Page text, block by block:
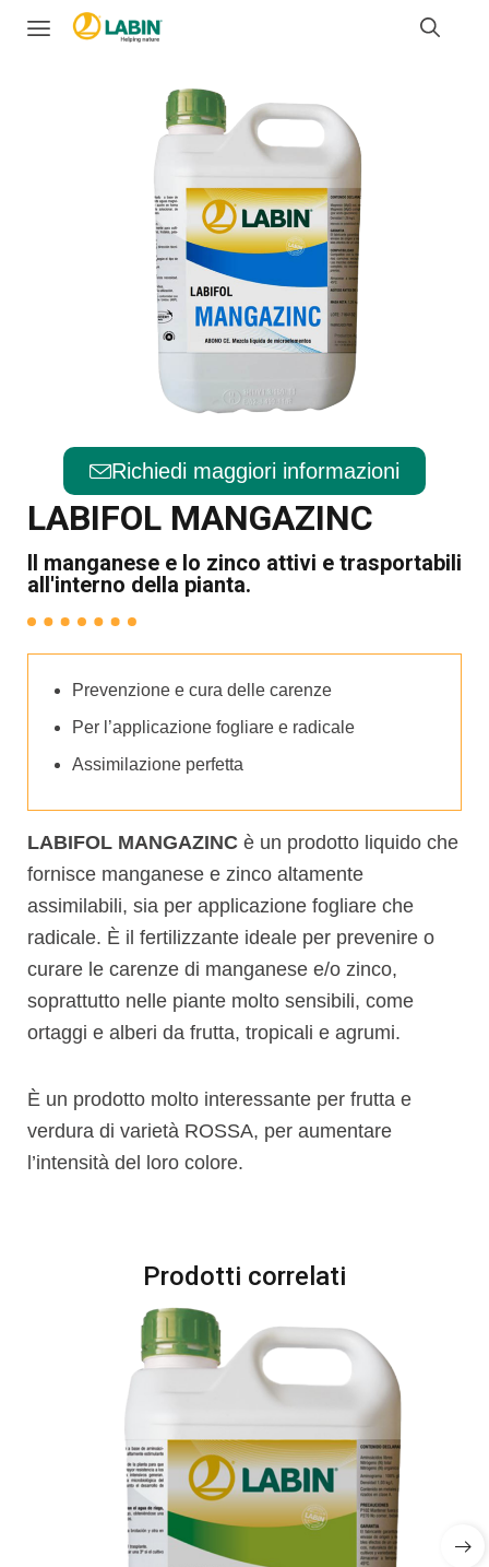
Richiedi maggiori informazioni
LABIFOL MANGAZINC
Il manganese e lo zinco attivi e trasportabili
all'interno della pianta.
Prevenzione e cura delle carenze
Per l’applicazione fogliare e radicale
Assimilazione perfetta
LABIFOL MANGAZINC è un prodotto liquido che
fornisce manganese e zinco altamente
assimilabili, sia per applicazione fogliare che
radicale. È il fertilizzante ideale per prevenire o
curare le carenze di manganese e/o zinco,
soprattutto nelle piante molto sensibili, come
ortaggi e alberi da frutta, tropicali e agrumi.
È un prodotto molto interessante per frutta e
verdura di varietà ROSSA, per aumentare
l’intensità del loro colore.
Prodotti correlati